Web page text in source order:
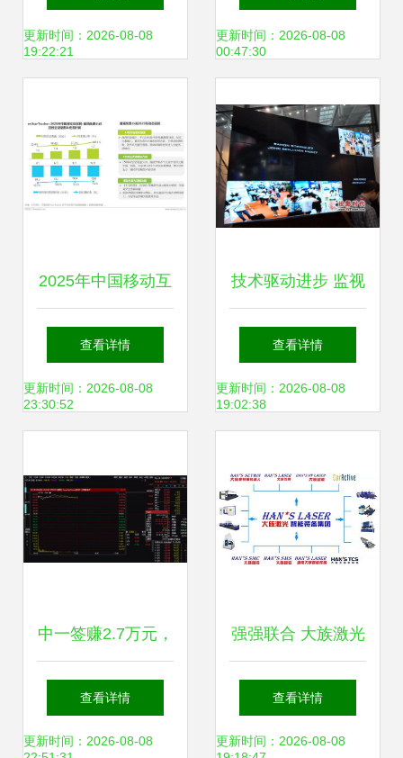
动云能力中心调研
更新时间：2026-08-08
19:22:21
洞”识别难题 助力
术升级
更新时间：2026-08-08
00:47:30
2025年中国移动互
联网流量报告 网络
技术研发驱动下的
查看详情
更新时间：2026-08-08
23:30:52
技术驱动进步 监视
器行业新闻中的网
络技术研发与市场
查看详情
更新时间：2026-08-08
19:02:38
中一签赚2.7万元，
新股赚钱效应爆棚
背后 网络技术研发
查看详情
更新时间：2026-08-08
强强联合 大族激光
智能装备集团与威
腾斯坦签署战略合
查看详情
更新时间：2026-08-08